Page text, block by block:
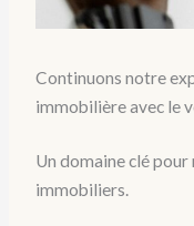
Continuons notre
immobilière avec le
Un domaine clé
immobiliers.